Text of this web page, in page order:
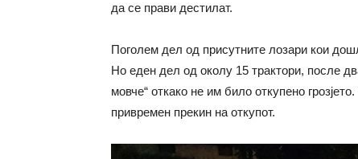
да се прави дестилат.
Поголем дел од присутните лозари кои
Но еден дел од околу 15 трактори, после
мовче“ откако не им било откупено
привремен прекин на откупот.